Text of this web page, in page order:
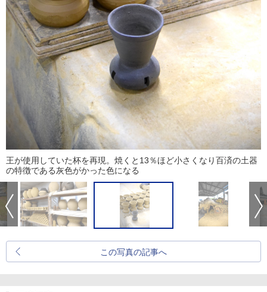
王が使用していた杯を再現。焼くと13％ほど小さくなり百済の土器
の特徴である灰色がかった色になる
この写真の記事へ